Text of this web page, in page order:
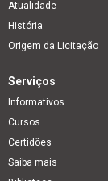
Atualidade
História
Origem da Licitação
Serviços
Informativos
Cursos
Certidões
Saiba mais